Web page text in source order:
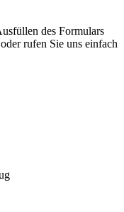
des Formulars
rufen Sie uns einfach